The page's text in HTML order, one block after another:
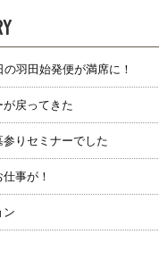
羽田始発便が満席に！
戻ってきた
りセミナーでした
事が！
ン